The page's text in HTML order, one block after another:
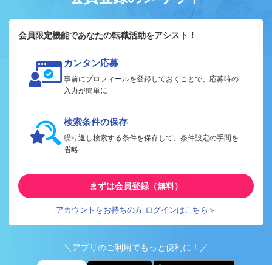
会員限定機能であなたの転職活動をアシスト！
カンタン応募
事前にプロフィールを登録しておくことで、応募時の
入力が簡単に
検索条件の保存
繰り返し検索する条件を保存して、条件設定の手間を
省略
まずは会員登録（無料）
アカウントをお持ちの方 ログインはこちら＞
＼アプリのご利用でもっと便利に！／